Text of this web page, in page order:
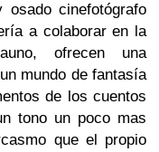
cinefotógrafo
a colaborar en la
ofrecen una
mundo de fantasía
de los cuentos
tono un poco mas
que el propio